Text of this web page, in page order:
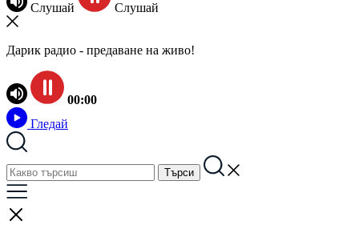
Слушай Слушай
Дарик радио - предаване на живо!
00:00
Гледай